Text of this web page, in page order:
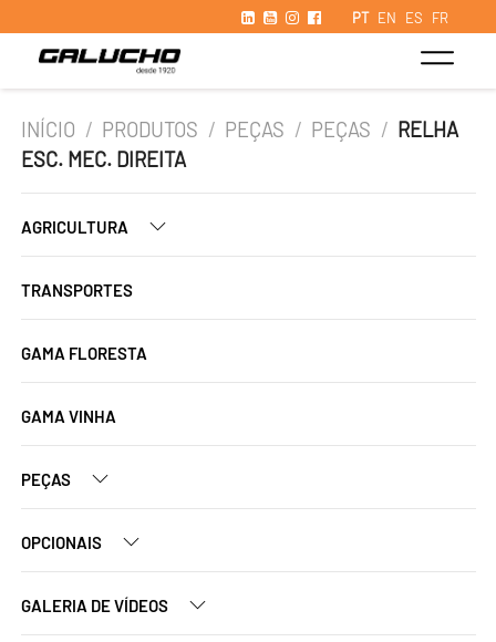
PT EN ES FR
INÍCIO / PRODUTOS / PEÇAS / PEÇAS / RELHA
ESC. MEC. DIREITA
AGRICULTURA
TRANSPORTES
GAMA FLORESTA
GAMA VINHA
PEÇAS
OPCIONAIS
GALERIA DE VÍDEOS